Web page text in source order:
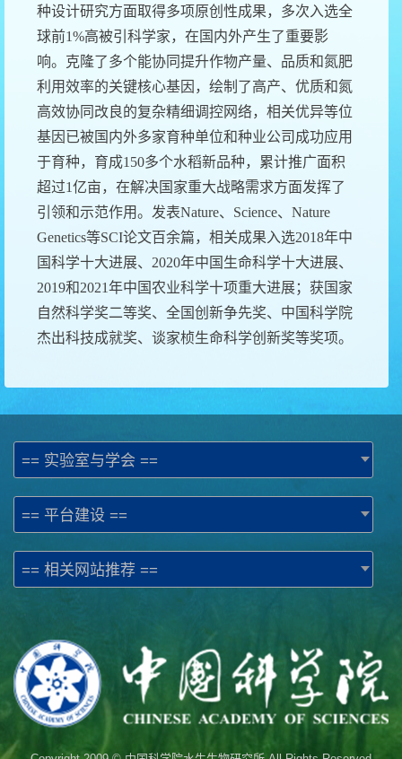
种设计研究方面取得多项原创性成果，多次入选全
球前1%高被引科学家，在国内外产生了重要影
响。克隆了多个能协同提升作物产量、品质和氮肥
利用效率的关键核心基因，绘制了高产、优质和氮
高效协同改良的复杂精细调控网络，相关优异等位
基因已被国内外多家育种单位和种业公司成功应用
于育种，育成150多个水稻新品种，累计推广面积
超过1亿亩，在解决国家重大战略需求方面发挥了
引领和示范作用。发表Nature、Science、Nature
Genetics等SCI论文百余篇，相关成果入选2018年中
国科学十大进展、2020年中国生命科学十大进展、
2019和2021年中国农业科学十项重大进展；获国家
自然科学奖二等奖、全国创新争先奖、中国科学院
杰出科技成就奖、谈家桢生命科学创新奖等奖项。
== 实验室与学会 ==
== 平台建设 ==
== 相关网站推荐 ==